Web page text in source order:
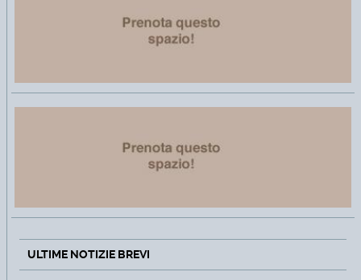
ULTIME NOTIZIE BREVI